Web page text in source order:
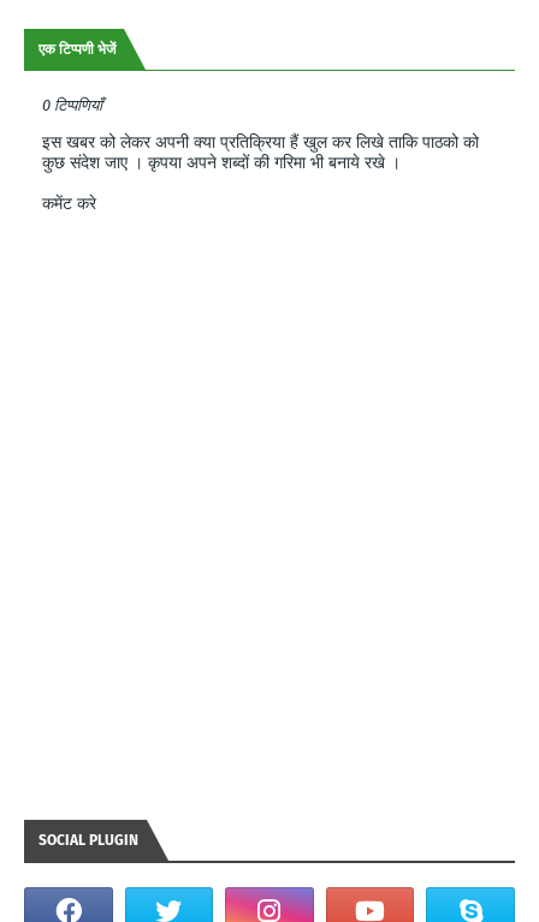
एक टिप्पणी भेजें
0 टिप्पणियाँ
इस खबर को लेकर अपनी क्या प्रतिक्रिया हैं खुल कर लिखे ताकि पाठको को
कुछ संदेश जाए । कृपया अपने शब्दों की गरिमा भी बनाये रखे ।
कमेंट करे
SOCIAL PLUGIN